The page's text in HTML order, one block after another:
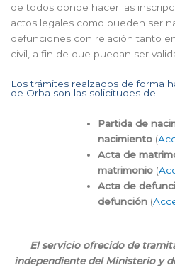
de todos donde hacer las
actos legales como pueden ser
defunciones con relación tanto
civil, a fin de que puedan ser
Los trámites realzados de forma
de Orba son las solicitudes de:
Partida de
nacimiento (
Acta de
matrimonio (
Acta de
defunción (
El servicio ofrecido de
independiente del Ministerio y